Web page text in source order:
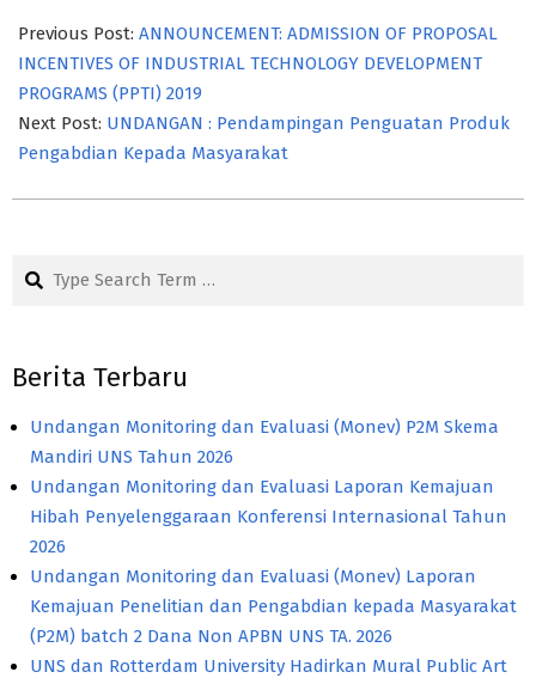
11-
12
Previous Post: ANNOUNCEMENT: ADMISSION OF PROPOSAL
INCENTIVES OF INDUSTRIAL TECHNOLOGY DEVELOPMENT
PROGRAMS (PPTI) 2019
Next Post: UNDANGAN : Pendampingan Penguatan Produk
Pengabdian Kepada Masyarakat
Berita Terbaru
Undangan Monitoring dan Evaluasi (Monev) P2M Skema
Mandiri UNS Tahun 2026
Undangan Monitoring dan Evaluasi Laporan Kemajuan
Hibah Penyelenggaraan Konferensi Internasional Tahun
2026
Undangan Monitoring dan Evaluasi (Monev) Laporan
Kemajuan Penelitian dan Pengabdian kepada Masyarakat
(P2M) batch 2 Dana Non APBN UNS TA. 2026
UNS dan Rotterdam University Hadirkan Mural Public Art